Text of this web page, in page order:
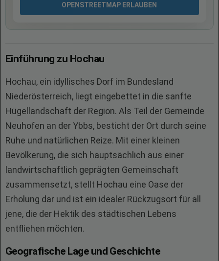
OPENSTREETMAP ERLAUBEN
Einführung zu Hochau
Hochau, ein idyllisches Dorf im Bundesland
Niederösterreich, liegt eingebettet in die sanfte
Hügellandschaft der Region. Als Teil der Gemeinde
Neuhofen an der Ybbs, besticht der Ort durch seine
Ruhe und natürlichen Reize. Mit einer kleinen
Bevölkerung, die sich hauptsächlich aus einer
landwirtschaftlich geprägten Gemeinschaft
zusammensetzt, stellt Hochau eine Oase der
Erholung dar und ist ein idealer Rückzugsort für all
jene, die der Hektik des städtischen Lebens
entfliehen möchten.
Geografische Lage und Geschichte